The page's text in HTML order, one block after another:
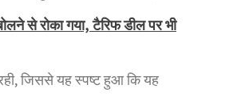
से रोका गया, टैरिफ डील पर भी
जिससे यह स्पष्ट हुआ कि यह